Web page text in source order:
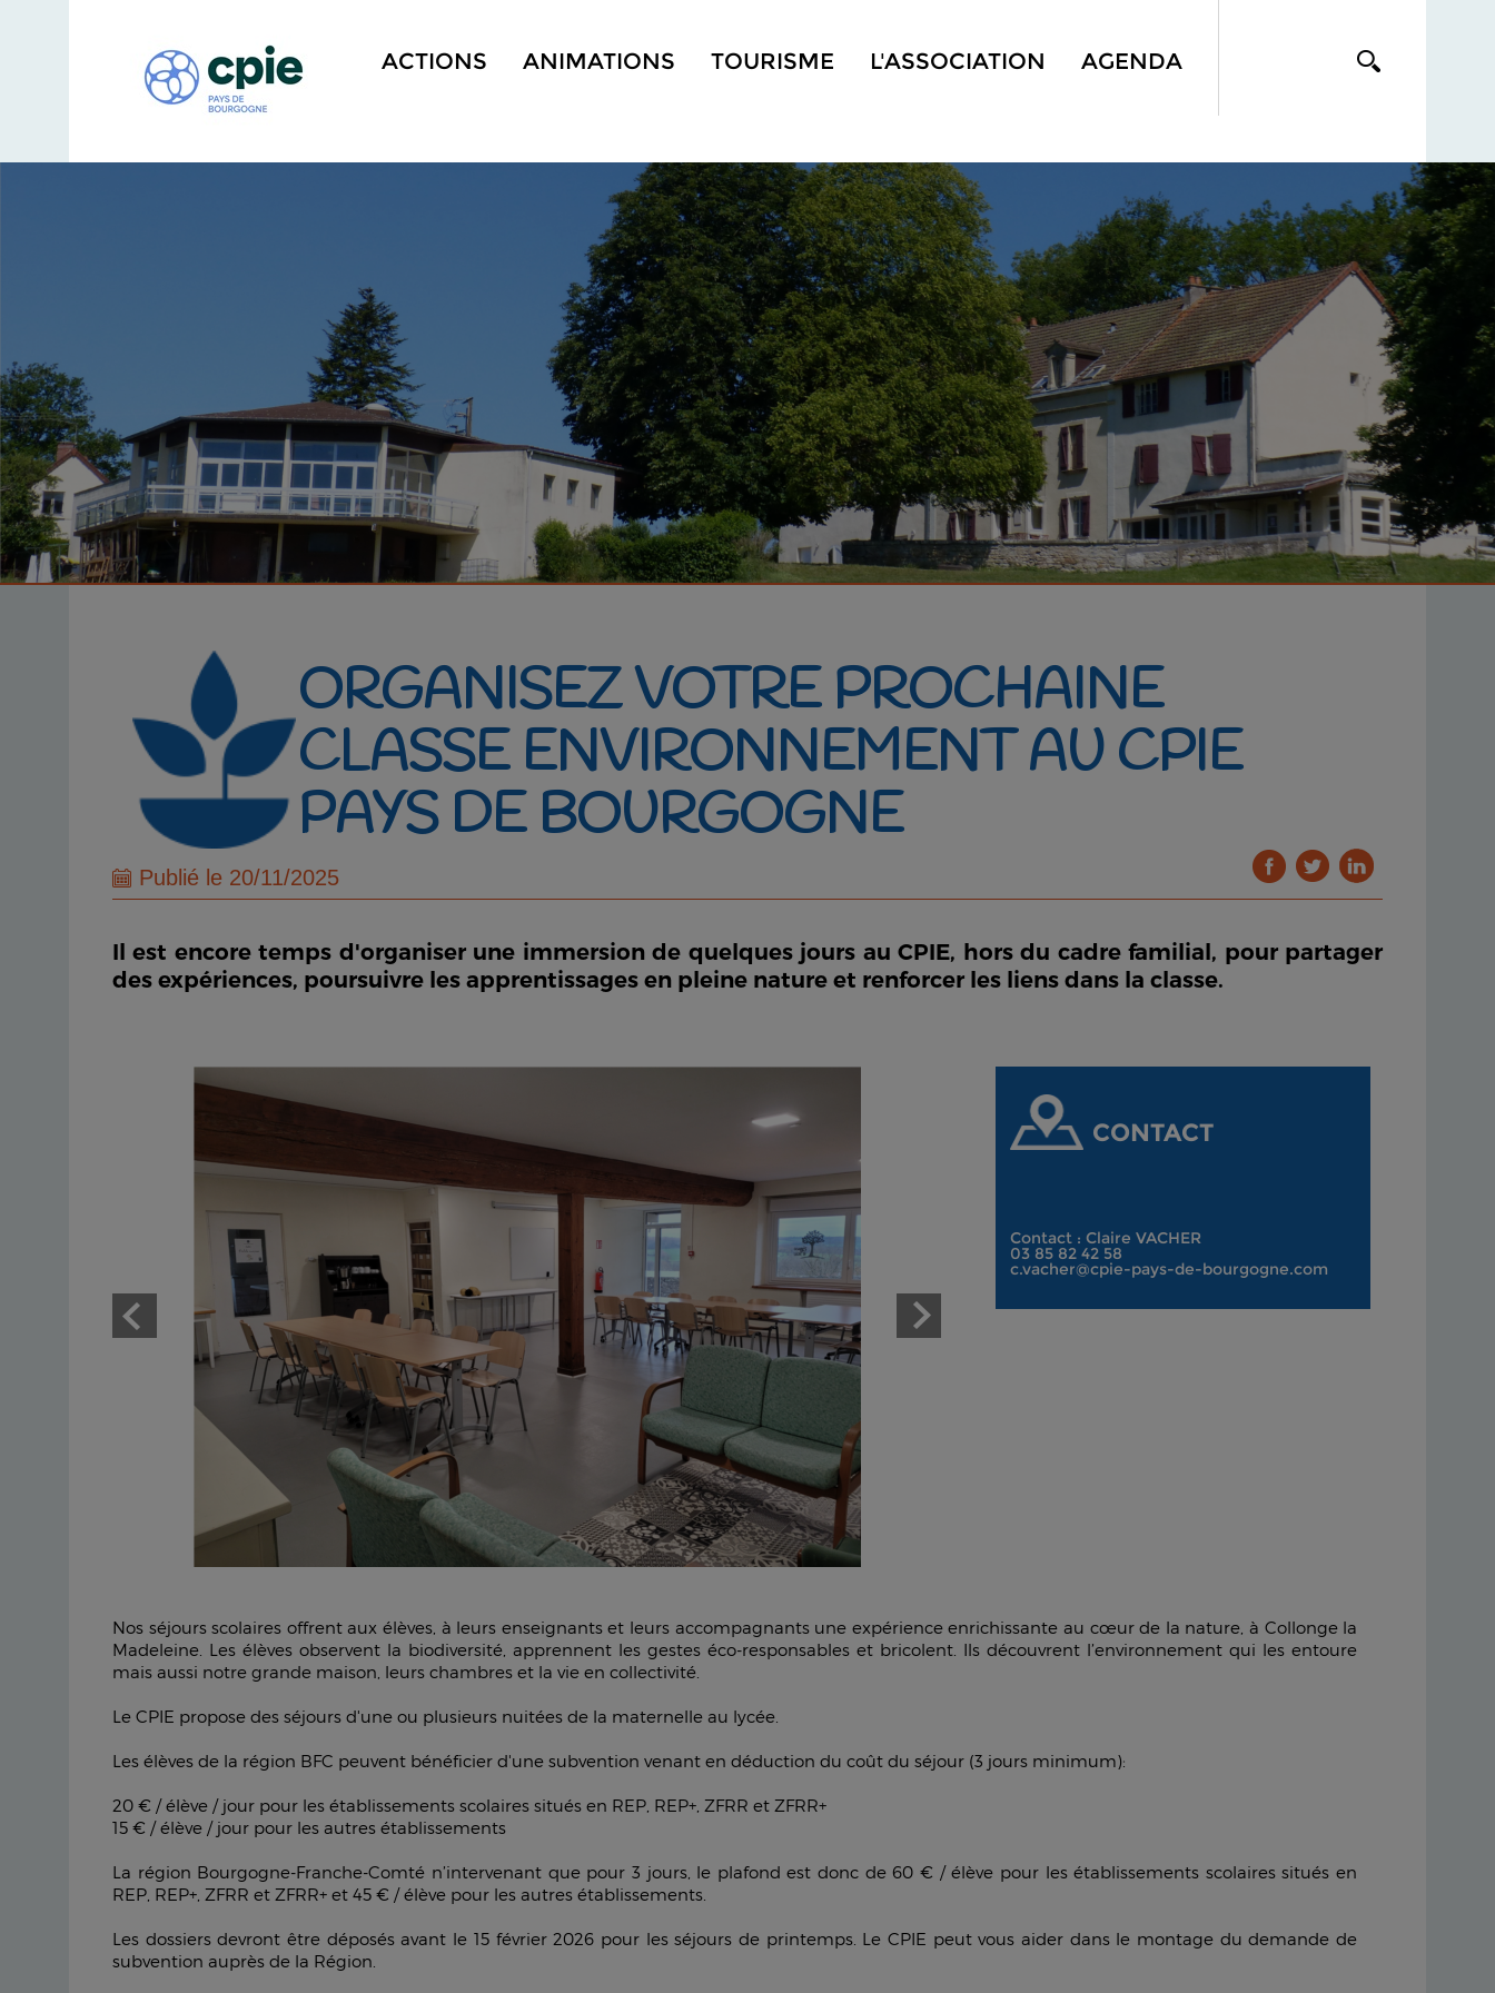
ACTIONS ANIMATIONS TOURISME L'ASSOCIATION AGENDA
ORGANISEZ VOTRE PROCHAINE
CLASSE ENVIRONNEMENT AU CPIE
PAYS DE BOURGOGNE
Publié le 20/11/2025
Il est encore temps d'organiser une immersion de quelques jours au CPIE, hors du cadre familial, pour partager
des expériences, poursuivre les apprentissages en pleine nature et renforcer les liens dans la classe.
CONTACT
Contact : Claire VACHER
03 85 82 42 58
c.vacher@cpie-pays-de-bourgogne.com
Nos séjours scolaires offrent aux élèves, à leurs enseignants et leurs accompagnants une expérience enrichissante au cœur de la nature, à Collonge la
Madeleine. Les élèves observent la biodiversité, apprennent les gestes éco-responsables et bricolent. Ils découvrent l’environnement qui les entoure
mais aussi notre grande maison, leurs chambres et la vie en collectivité.
Le CPIE propose des séjours d'une ou plusieurs nuitées de la maternelle au lycée.
Les élèves de la région BFC peuvent bénéficier d'une subvention venant en déduction du coût du séjour (3 jours minimum):
20 € / élève / jour pour les établissements scolaires situés en REP, REP+, ZFRR et ZFRR+
15 € / élève / jour pour les autres établissements
La région Bourgogne-Franche-Comté n’intervenant que pour 3 jours, le plafond est donc de 60 € / élève pour les établissements scolaires situés en
REP, REP+, ZFRR et ZFRR+ et 45 € / élève pour les autres établissements.
Les dossiers devront être déposés avant le 15 février 2026 pour les séjours de printemps. Le CPIE peut vous aider dans le montage du demande de
subvention auprès de la Région.